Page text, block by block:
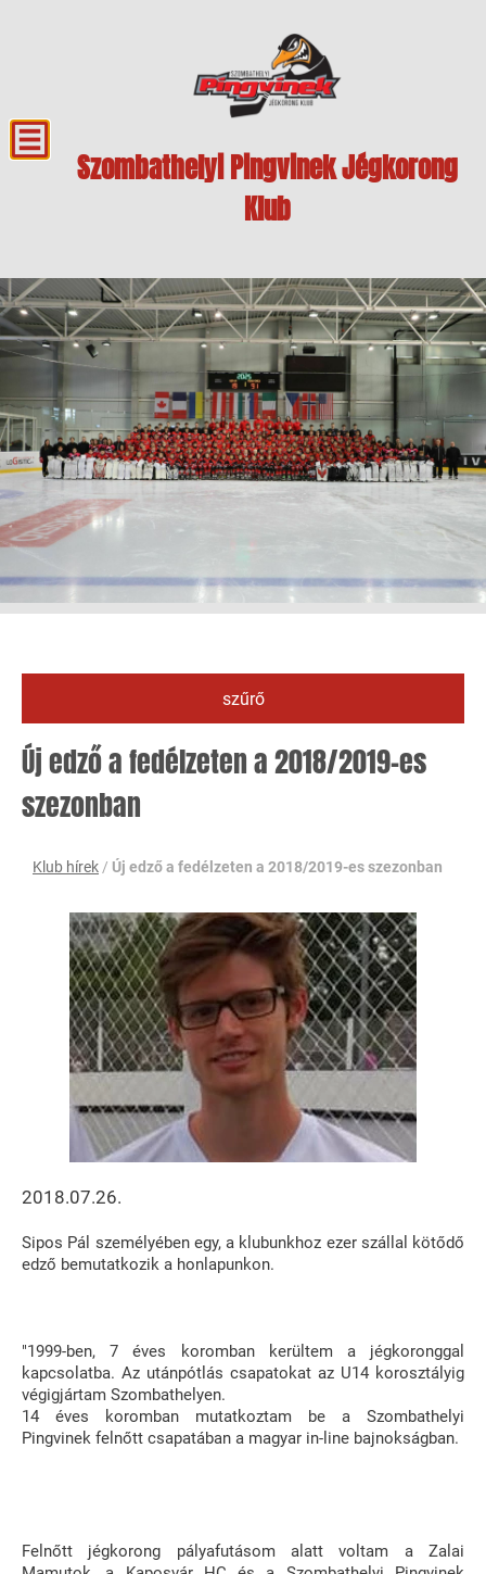
Szombathelyi Pingvinek Jégkorong
Klub
szűrő
Új edző a fedélzeten a 2018/2019-es
szezonban
Klub hírek / Új edző a fedélzeten a 2018/2019-es szezonban
2018.07.26.
Sipos Pál személyében egy, a klubunkhoz ezer szállal kötődő
edző bemutatkozik a honlapunkon.
"1999-ben, 7 éves koromban kerültem a jégkoronggal
kapcsolatba. Az utánpótlás csapatokat az U14 korosztályig
végigjártam Szombathelyen.
14 éves koromban mutatkoztam be a Szombathelyi
Pingvinek felnőtt csapatában a magyar in-line bajnokságban.
Felnőtt jégkorong pályafutásom alatt voltam a Zalai